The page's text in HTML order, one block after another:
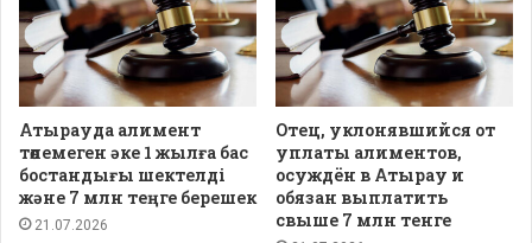
Атырауда алимент
төлемеген әке 1 жылға бас
бостандығы шектелді
және 7 млн теңге берешек
21.07.2026
Отец, уклонявшийся от
уплаты алиментов,
осуждён в Атырау и
обязан выплатить
свыше 7 млн тенге